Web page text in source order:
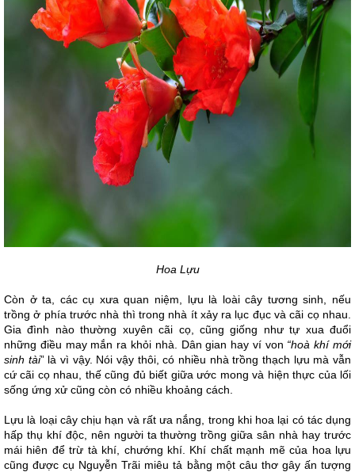
Hoa Lựu
Còn ở ta, các cụ xưa quan niệm, lựu là loài cây tương sinh, nếu
trồng ở phía trước nhà thì trong nhà ít xảy ra lục đục và cãi cọ nhau.
Gia đình nào thường xuyên cãi cọ, cũng giống như tự xua đuổi
những điều may mắn ra khỏi nhà. Dân gian hay ví von “hoà khí mới
sinh tài” là vì vậy. Nói vậy thôi, có nhiều nhà trồng thạch lựu mà vẫn
cứ cãi cọ nhau, thế cũng đủ biết giữa ước mong và hiện thực của lối
sống ứng xử cũng còn có nhiều khoảng cách.
Lựu là loại cây chịu hạn và rất ưa nắng, trong khi hoa lại có tác dụng
hấp thụ khí độc, nên người ta thường trồng giữa sân nhà hay trước
mái hiên để trừ tà khí, chướng khí. Khí chất mạnh mẽ của hoa lựu
cũng được cụ Nguyễn Trãi miêu tả bằng một câu thơ gây ấn tượng